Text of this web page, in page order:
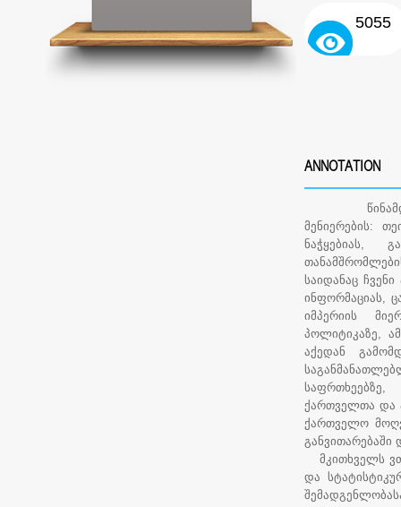
5055
ANNOTATION
მენიერების:
ნაჭყებიას,
საიდანაც
ინფორმაციას,
იმპერიის
პოლიტიკაზე,
აქედან
ქართველთა და
ქართველო
განვითარებაში
მკითხველს
და